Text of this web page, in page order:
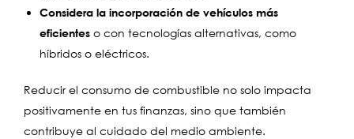
Considera la incorporación de vehículos más
eficientes o con tecnologías alternativas, como
híbridos o eléctricos.
Reducir el consumo de combustible no solo impacta
positivamente en tus finanzas, sino que también
contribuye al cuidado del medio ambiente.